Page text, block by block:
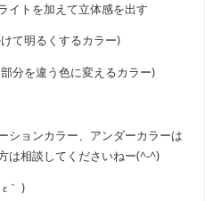
イトを加えて立体感を出す
て明るくするカラー)
分を違う色に変えるカラー)
ションカラー、アンダーカラーは
は相談してくださいねー(^-^)
｀ )